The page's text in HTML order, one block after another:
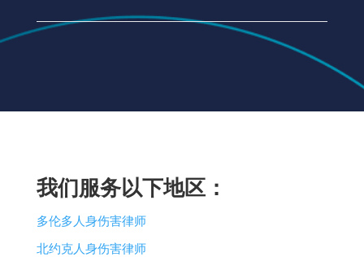
我们服务以下地区：
多伦多人身伤害律师
北约克人身伤害律师